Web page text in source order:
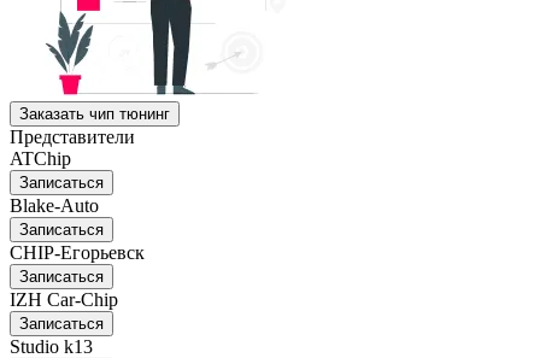
Заказать чип тюнинг
Представители
ATChip
Записаться
Blake-Auto
Записаться
CHIP-Егорьевск
Записаться
IZH Car-Chip
Записаться
Studio k13